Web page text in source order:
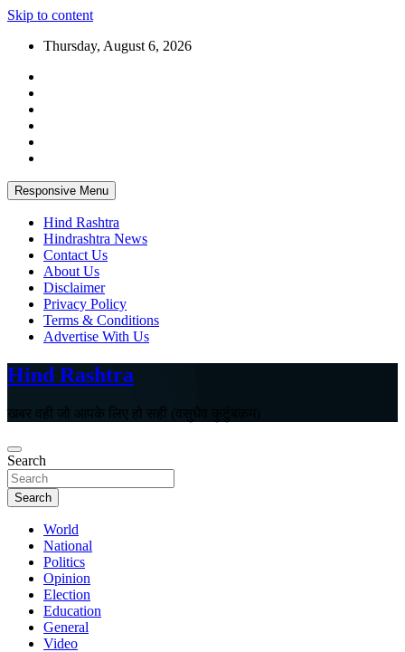
Skip to content
Thursday, August 6, 2026
Responsive Menu
Hind Rashtra
Hindrashtra News
Contact Us
About Us
Disclaimer
Privacy Policy
Terms & Conditions
Advertise With Us
Hind Rashtra
खबर वही जो आपके लिए हो सही (वसुधैव कुटुंबकम)
Search
Search
World
National
Politics
Opinion
Election
Education
General
Video